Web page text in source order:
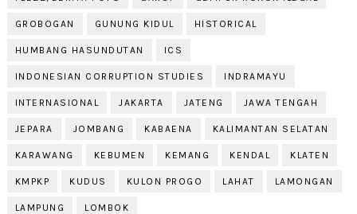
GROBOGAN GUNUNG KIDUL HISTORICAL
HUMBANG HASUNDUTAN ICS
INDONESIAN CORRUPTION STUDIES INDRAMAYU
INTERNASIONAL JAKARTA JATENG JAWA TENGAH
JEPARA JOMBANG KABAENA KALIMANTAN SELATAN
KARAWANG KEBUMEN KEMANG KENDAL KLATEN
KMPKP KUDUS KULON PROGO LAHAT LAMONGAN
LAMPUNG LOMBOK